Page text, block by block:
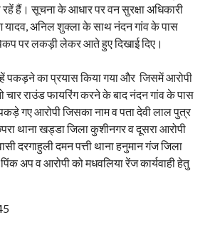
रहें हैं। सूचना के आधार पर वन सुरक्षा अधिकारी
यादव, अनिल शुक्ला के साथ नंदन गांव के पास
पर लकड़ी लेकर आते हुए दिखाई दिए।
पकड़ने का प्रयास किया गया और जिसमें आरोपी
चार राउंड फायरिंग करने के बाद नंदन गांव के पास
गए आरोपी जिसका नाम व पता देवी लाल पुत्र
थाना खड्डा जिला कुशीनगर व दूसरा आरोपी
दरगाहुली दमन पत्ती थाना हनुमान गंज जिला
अप व आरोपी को मधवलिया रेंज कार्यवाही हेतु